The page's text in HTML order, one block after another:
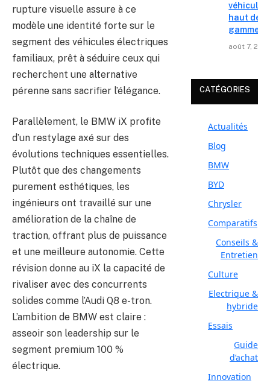
rupture visuelle assure à ce
modèle une identité forte sur le
segment des véhicules électriques
familiaux, prêt à séduire ceux qui
recherchent une alternative
pérenne sans sacrifier l’élégance.
Parallèlement, le BMW iX profite
d’un restylage axé sur des
évolutions techniques essentielles.
Plutôt que des changements
purement esthétiques, les
ingénieurs ont travaillé sur une
amélioration de la chaîne de
traction, offrant plus de puissance
et une meilleure autonomie. Cette
révision donne au iX la capacité de
rivaliser avec des concurrents
solides comme l’Audi Q8 e-tron.
L’ambition de BMW est claire :
asseoir son leadership sur le
segment premium 100 %
électrique.
véhicules
haut de
gamme
août 7,
CATÉGORIES
Actualités
Blog
BMW
BYD
Chrysler
Comparatifs
Conseils &
Entretien
Culture
Electrique &
hybride
Essais
Guide
d’achat
Innovation